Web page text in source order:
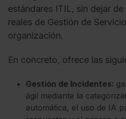
estándares ITIL, sin dejar
reales de Gestión de
organización.
En concreto, ofrece las
Gestión de Incidentes:
ágil mediante la
automática, el uso de IA